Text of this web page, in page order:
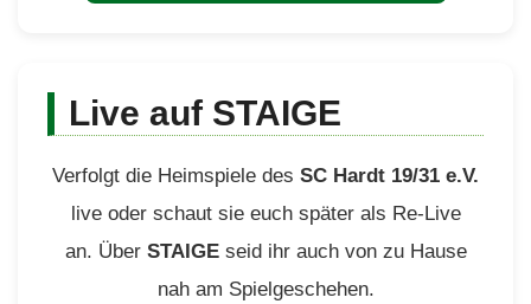
Live auf STAIGE
Verfolgt die Heimspiele des SC Hardt 19/31 e.V.
live oder schaut sie euch später als Re-Live
an. Über STAIGEseid ihr auch von zu Hause
nah am Spielgeschehen.